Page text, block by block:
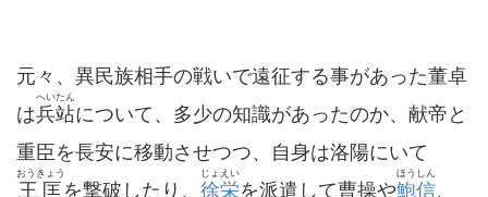
元々、異民族相手の戦いで遠征する事があった董卓
は兵站
へいたん
について、多少の知識があったのか、献帝と
重臣を長安に移動させつつ、自身は洛陽にいて
王匡
おうきょう
を撃破したり、 徐栄
じょえい
を派遣して曹操や鮑信
ほうしん
、